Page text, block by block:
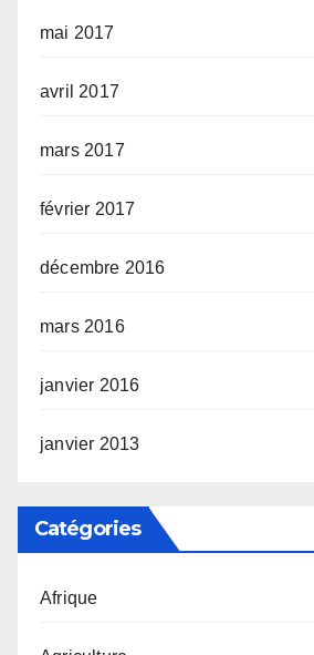
mai 2017
avril 2017
mars 2017
février 2017
décembre 2016
mars 2016
janvier 2016
janvier 2013
Catégories
Afrique